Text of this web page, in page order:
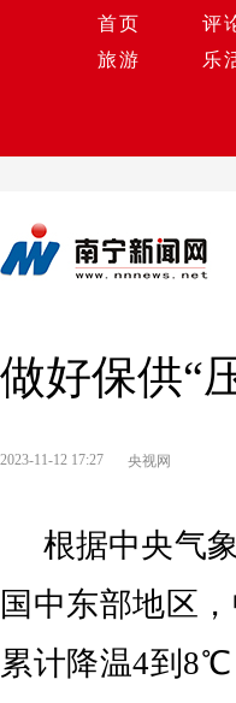
首页 评
旅游
乐
做好保供“
2023-11-12 17:27 央视网
根据中央气
国中东部地区
累计降温4到